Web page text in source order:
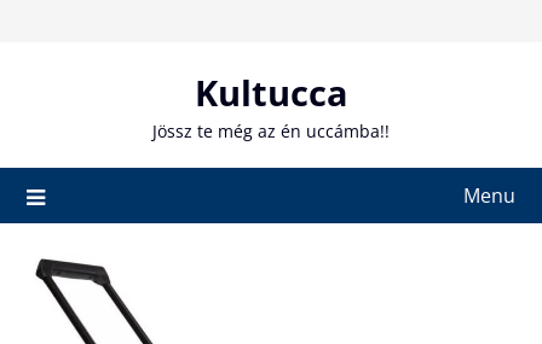
Kultucca
Jössz te még az én uccámba!!
Menu